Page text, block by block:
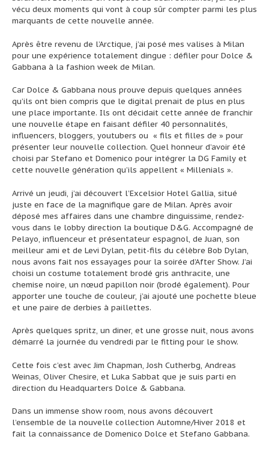
vécu deux moments qui vont à coup sûr compter parmi les plus
marquants de cette nouvelle année.
Après être revenu de l’Arctique, j’ai posé mes valises à Milan
pour une expérience totalement dingue : défiler pour Dolce &
Gabbana à la fashion week de Milan.
Car Dolce & Gabbana nous prouve depuis quelques années
qu’ils ont bien compris que le digital prenait de plus en plus
une place importante. Ils ont décidait cette année de franchir
une nouvelle étape en faisant défiler 40 personnalités,
influencers, bloggers, youtubers ou « fils et filles de » pour
présenter leur nouvelle collection. Quel honneur d’avoir été
choisi par Stefano et Domenico pour intégrer la DG Family et
cette nouvelle génération qu’ils appellent « Millenials ».
Arrivé un jeudi, j’ai découvert l’Excelsior Hotel Gallia, situé
juste en face de la magnifique gare de Milan. Après avoir
déposé mes affaires dans une chambre dinguissime, rendez-
vous dans le lobby direction la boutique D&G. Accompagné de
Pelayo, influenceur et présentateur espagnol, de Juan, son
meilleur ami et de Levi Dylan, petit-fils du célèbre Bob Dylan,
nous avons fait nos essayages pour la soirée d’After Show. J’ai
choisi un costume totalement brodé gris anthracite, une
chemise noire, un nœud papillon noir (brodé également). Pour
apporter une touche de couleur, j’ai ajouté une pochette bleue
et une paire de derbies à paillettes.
Après quelques spritz, un diner, et une grosse nuit, nous avons
démarré la journée du vendredi par le fitting pour le show.
Cette fois c’est avec Jim Chapman, Josh Cutherbg, Andreas
Weinas, Oliver Chesire, et Luka Sabbat que je suis parti en
direction du Headquarters Dolce & Gabbana.
Dans un immense show room, nous avons découvert
l’ensemble de la nouvelle collection Automne/Hiver 2018 et
fait la connaissance de Domenico Dolce et Stefano Gabbana.